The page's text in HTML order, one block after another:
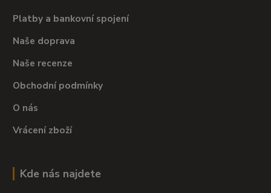
Platby a bankovní spojení
Naše doprava
Naše recenze
Obchodní podmínky
O nás
Vrácení zboží
Kde nás najdete